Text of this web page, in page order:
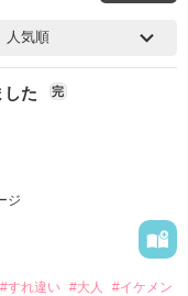
表紙コメント
した 完
ジ
#すれ違い #大人
#イケメン